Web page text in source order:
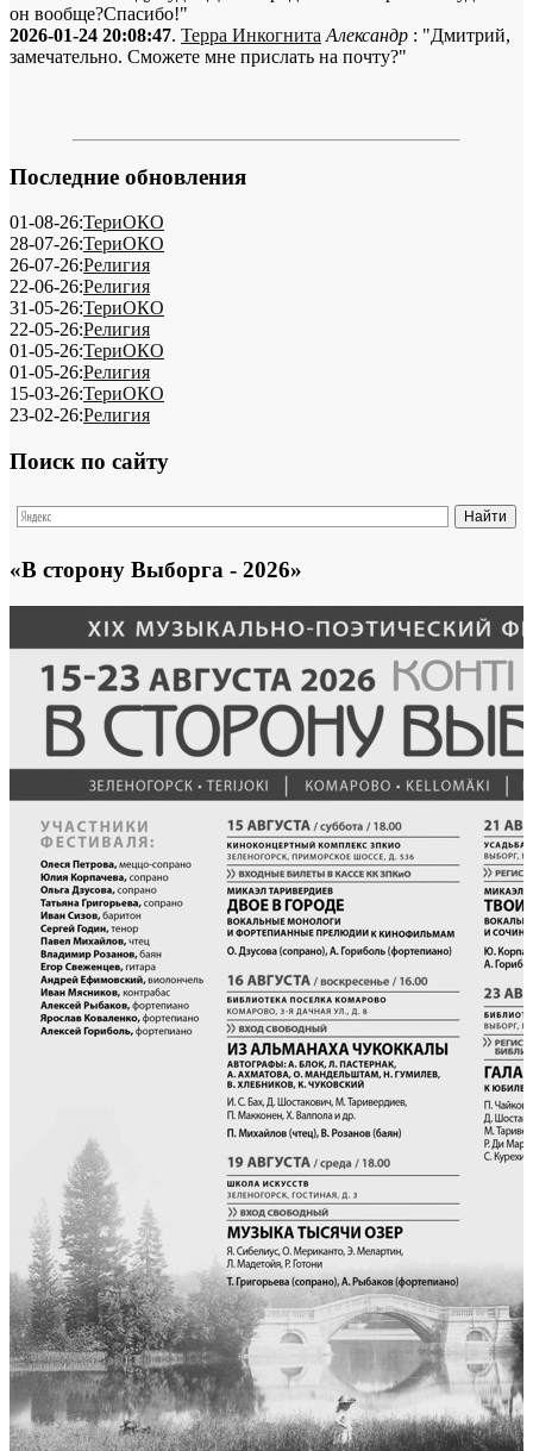
он вообще?Спасибо!"
2026-01-24 20:08:47. Терра Инкогнита Александр : "Дмитрий,
замечательно. Сможете мне прислать на почту?"
Последние обновления
01-08-26:ТериОКО
28-07-26:ТериОКО
26-07-26:Религия
22-06-26:Религия
31-05-26:ТериОКО
22-05-26:Религия
01-05-26:ТериОКО
01-05-26:Религия
15-03-26:ТериОКО
23-02-26:Религия
Поиск по сайту
«В сторону Выборга - 2026»